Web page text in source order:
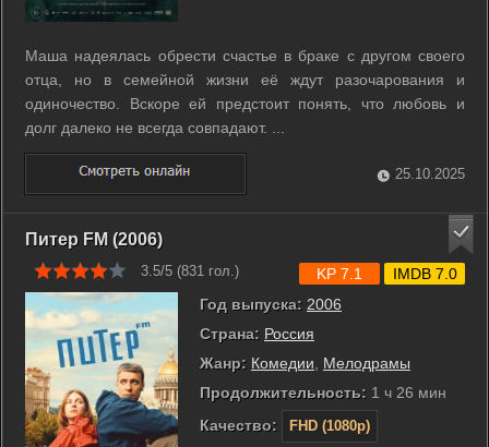
Маша надеялась обрести счастье в браке с другом своего
отца, но в семейной жизни её ждут разочарования и
одиночество. Вскоре ей предстоит понять, что любовь и
долг далеко не всегда совпадают. ...
25.10.2025
Питер FM (2006)
3.5/5 (831 гол.)
Год выпуска: 2006
Страна: Россия
Жанр: Комедии
Мелодрамы
Продолжительность: 1 ч 26 мин
Качество:
FHD (1080p)
KP 7.1 IMDB 7.0